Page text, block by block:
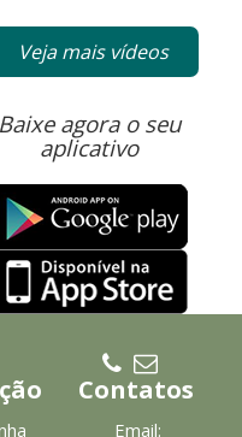
Veja mais vídeos
Baixe agora o seu
aplicativo
Contatos
Email: